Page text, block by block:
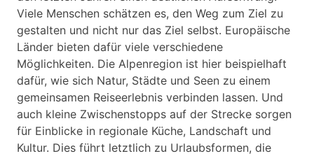
Viele Menschen schätzen es, den Weg zum Ziel zu
gestalten und nicht nur das Ziel selbst. Europäische
Länder bieten dafür viele verschiedene
Möglichkeiten. Die Alpenregion ist hier beispielhaft
dafür, wie sich Natur, Städte und Seen zu einem
gemeinsamen Reiseerlebnis verbinden lassen. Und
auch kleine Zwischenstopps auf der Strecke sorgen
für Einblicke in regionale Küche, Landschaft und
Kultur. Dies führt letztlich zu Urlaubsformen, die